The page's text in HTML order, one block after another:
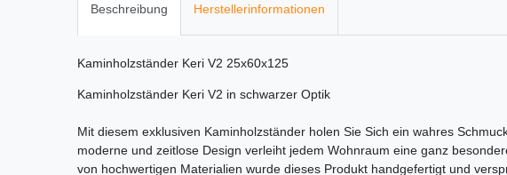
Beschreibung Herstellerinformationen
Kaminholzständer Keri V2 25x60x125
Kaminholzständer Keri V2 in schwarzer Optik
Mit diesem exklusiven Kaminholzständer holen Sie Sich ein wahres
moderne und zeitlose Design verleiht jedem Wohnraum eine ganz
von hochwertigen Materialien wurde dieses Produkt handgefertigt und